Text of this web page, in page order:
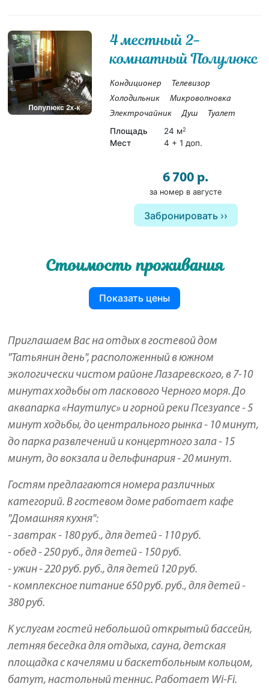
3
4 местный 2-
комнатный Полулюкс
Кондиционер
Телевизор
Холодильник
Микроволновка
Электрочайник
Душ Туалет
Площадь 24 м2
Мест 4 + 1 доп.
6 700 р.
за номер в августе
Забронировать
Стоимость проживания
Показать цены
Приглашаем Вас на отдых в гостевой дом
"Татьянин день", расположенный в южном
экологически чистом районе Лазаревского, в 7-10
минутах ходьбы от ласкового Черного моря. До
аквапарка «Наутилус» и горной реки Псезуапсе - 5
минут ходьбы, до центрального рынка - 10 минут,
до парка развлечений и концертного зала - 15
минут, до вокзала и дельфинария - 20 минут.
Гостям предлагаются номера различных
категорий. В гостевом доме работает кафе
"Домашняя кухня":
- завтрак - 180 руб., для детей - 110 руб.
- обед - 250 руб., для детей - 150 руб.
- ужин - 220 руб. руб., для детей 120 руб.
- комплексное питание 650 руб. руб., для детей -
380 руб.
К услугам гостей небольшой открытый бассейн,
летняя беседка для отдыха, сауна, детская
площадка с качелями и баскетбольным кольцом,
батут, настольный теннис. Работает Wi-Fi.